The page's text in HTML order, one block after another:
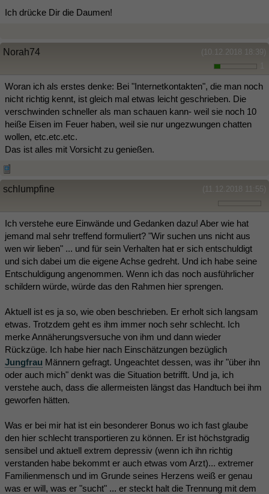
Ich drücke Dir die Daumen!
(10.12.2018 18:39)
Norah74
Woran ich als erstes denke: Bei "Internetkontakten", die man noch
nicht richtig kennt, ist gleich mal etwas leicht geschrieben. Die
verschwinden schneller als man schauen kann- weil sie noch 10
heiße Eisen im Feuer haben, weil sie nur ungezwungen chatten
wollen, etc.etc.etc.
Das ist alles mit Vorsicht zu genießen.
(11.12.2018 11:55)
schlumpfine
Ich verstehe eure Einwände und Gedanken dazu! Aber wie hat
jemand mal sehr treffend formuliert? "Wir suchen uns nicht aus
wen wir lieben" ... und für sein Verhalten hat er sich entschuldigt
und sich dabei um die eigene Achse gedreht. Und ich habe seine
Entschuldigung angenommen. Wenn ich das noch ausführlicher
schildern würde, würde das den Rahmen hier sprengen.
Aktuell ist es ja so, wie oben beschrieben. Er erholt sich langsam
etwas. Trotzdem geht es ihm immer noch sehr schlecht. Ich
merke Annäherungsversuche von ihm und dann wieder
Rückzüge. Ich habe hier nach Einschätzungen bezüglich
Jungfrau Männern gefragt. Ungeachtet dessen, was ihr "über ihn
oder auch mich" denkt was die Situation betrifft. Und ja, ich
verstehe auch, dass die allermeisten längst das Handtuch bei ihm
geworfen hätten.
Was er bei mir hat ist ein besonderer Bonus wo ich fast glaube
den hier schlecht transportieren zu können. Er ist höchstgradig
sensibel und aktuell extrem depressiv (wenn ich ihn richtig
verstanden habe bekommt er auch etwas vom Arzt)... extremer
Familienmensch und im Grunde seines Herzens weiß er genau
was er will, was er "sucht" ... er steckt halt die Trennung mit dem